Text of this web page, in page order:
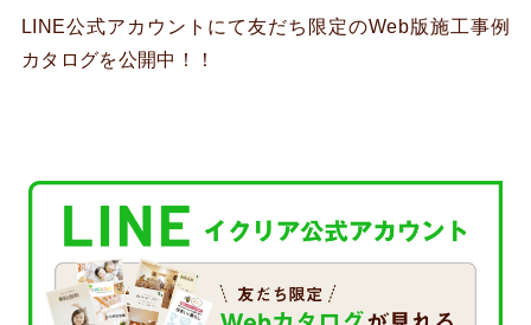
LINE公式アカウントにて友だち限定のWeb版施工事例
カタログを公開中！！